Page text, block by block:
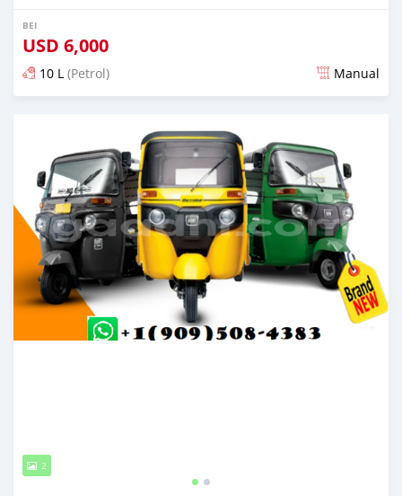
BEI
USD 6,000
10 L (Petrol) Manual
2